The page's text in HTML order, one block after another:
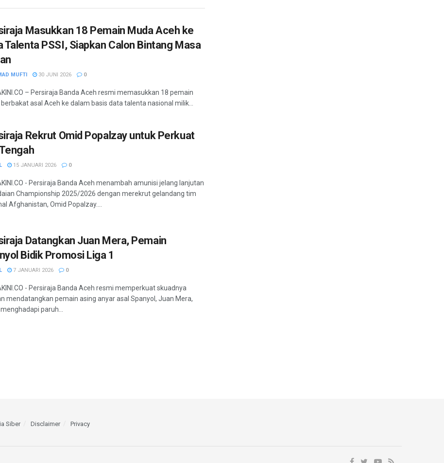
Masukkan 18 Pemain Muda Aceh ke
Talenta PSSI, Siapkan Calon Bintang Masa
MUFTI 30 JUNI 2026 0
– Persiraja Banda Aceh resmi memasukkan 18 pemain
asal Aceh ke dalam basis data talenta nasional milik...
Rekrut Omid Popalzay untuk Perkuat
15 JANUARI 2026 0
- Persiraja Banda Aceh menambah amunisi jelang lanjutan
Championship 2025/2026 dengan merekrut gelandang tim
Afghanistan, Omid Popalzay....
Datangkan Juan Mera, Pemain
Bidik Promosi Liga 1
7 JANUARI 2026 0
- Persiraja Banda Aceh resmi memperkuat skuadnya
mendatangkan pemain asing anyar asal Spanyol, Juan Mera,
paruh...
Siber Disclaimer Privacy